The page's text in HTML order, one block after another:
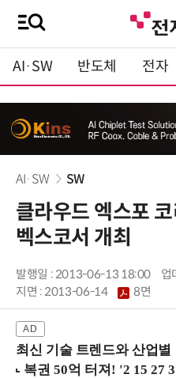
AI·SW 반도체 전자
AI·SW SW
클라우드 엑스포
벡스코서 개최
발행일 : 2013-06-13 18:00
업
지면 :2013-06-14 8면
최신 기술 트렌드와 산업별 적용 사례, 실